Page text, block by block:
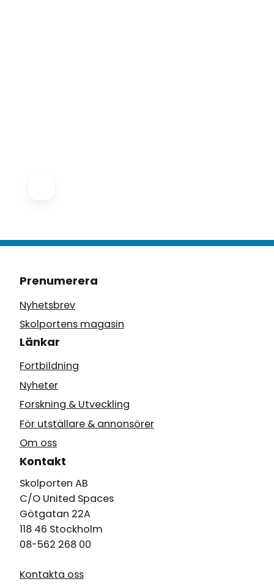
Prenumerera
Nyhetsbrev
Skolportens magasin
Länkar
Fortbildning
Nyheter
Forskning & Utveckling
För utställare & annonsörer
Om oss
Kontakt
Skolporten AB
C/O United Spaces
Götgatan 22A
118 46 Stockholm
08-562 268 00
Kontakta oss